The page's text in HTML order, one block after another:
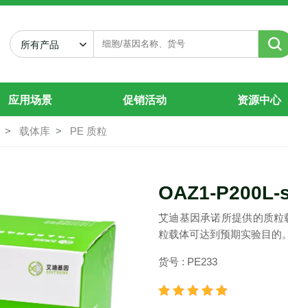
所有产品
应用场景 促销活动 资源中心
载体库 PE 质粒
OAZ1-P200L-
艾迪基因承诺所提供的质
粒载体可达到预期实验目的
货号 : PE233